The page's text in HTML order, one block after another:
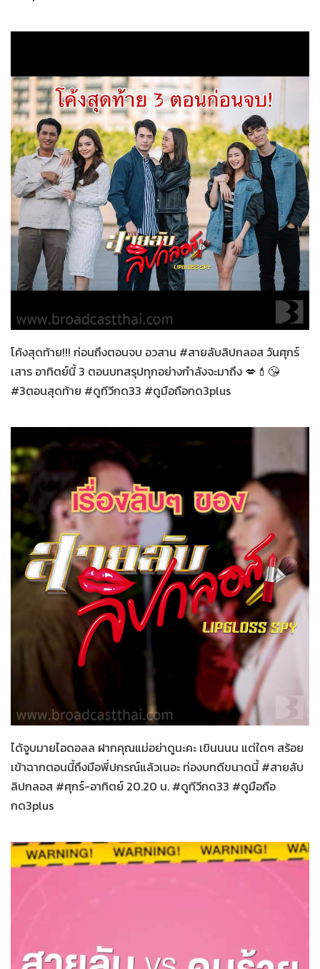
24-11-2565 สายลับลิปกลอส
โค้งสุดท้าย!!! ก่อนถึงตอนจบ อวสาน #สายลับลิปกลอส วันศุกร์
เสาร อาทิตย์นี้ 3 ตอนบทสรุปทุกอย่างกำลังจะมาถึง 💋💄😘
#3ตอนสุดท้าย #ดูทีวีกด33 #ดูมือถือกด3plus
21-11-2565 สายลับลิปกลอส
ได้จูบมายไอดอลล ฝากคุณแม่อย่าดูนะคะ เขินนนน แต่ใดๆ สร้อย
เข้าฉากตอนนี้ถึงมือพี่ปกรณ์แล้วเนอะ ท่องบทดีขนาดนี้ #สายลับ
ลิปกลอส #ศุกร์-อาทิตย์ 20.20 น. #ดูทีวีกด33 #ดูมือถือ
กด3plus